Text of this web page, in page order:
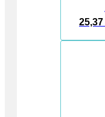
25,37